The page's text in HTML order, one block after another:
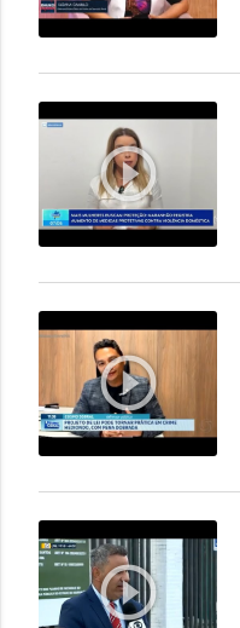
play_circle_outline
play_circle_outline
play_circle_outline